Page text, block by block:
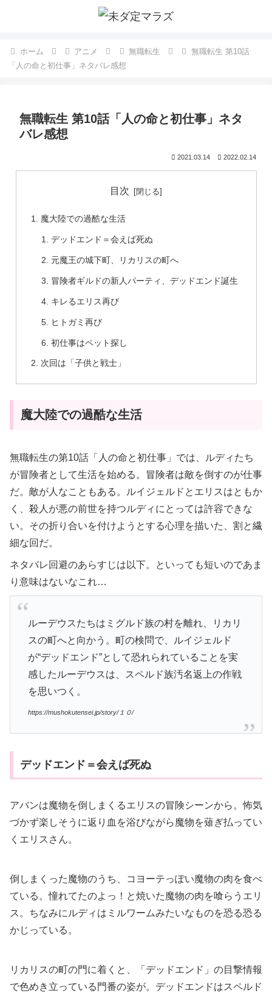
ホーム アニメ 無職転生
無職転生 第10話
「人の命と初仕事」ネタバレ感想
無職転生 第10話「人の命と初仕事」ネタ
バレ感想
2021.03.14 2022.02.14
目次
魔大陸での過酷な生活
デッドエンド＝会えば死ぬ
元魔王の城下町、リカリスの町へ
冒険者ギルドの新人パーティ、デッドエンド誕生
キレるエリス再び
ヒトガミ再び
初仕事はペット探し
次回は「子供と戦士」
魔大陸での過酷な生活
無職転生の第10話「人の命と初仕事」では、ルディたち
が冒険者として生活を始める。冒険者は敵を倒すのが仕事
だ。敵が人なこともある。ルイジェルドとエリスはともか
く、殺人が悪の前世を持つルディにとっては許容できな
い。その折り合いを付けようとする心理を描いた、割と繊
細な回だ。
ネタバレ回避のあらすじは以下。といっても短いのであま
り意味はないなこれ…
ルーデウスたちはミグルド族の村を離れ、リカリ
スの町へと向かう。町の検問で、ルイジェルド
が“デッドエンド”として恐れられていることを実
感したルーデウスは、スペルド族汚名返上の作戦
を思いつく。
https://mushokutensei.jp/story/１０/
デッドエンド＝会えば死ぬ
アバンは魔物を倒しまくるエリスの冒険シーンから。怖気
づかず楽しそうに返り血を浴びながら魔物を薙ぎ払ってい
くエリスさん。
倒しまくった魔物のうち、コヨーテっぽい魔物の肉を食べ
ている。憧れてたのよっ！と焼いた魔物の肉を喰らうエリ
ス。ちなみにルディはミルワームみたいなものを恐る恐る
かじっている。
リカリスの町の門に着くと、「デッドエンド」の目撃情報
で色めき立っている門番の姿が。デッドエンドはスペルド